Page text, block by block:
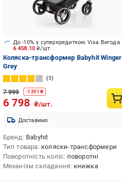
6 458.10₴/шт.
До -10% з суперкредиткою Visa Вигода
Коляска-трансформер Babyhit Winger
Grey
1
7 999 -1 201 ₴
6 798 ₴/шт.
Доставимо
Бренд Babyhit
Тип товара коляски-трансформери
Поворотність коліс поворотні
Механізм складання книжка